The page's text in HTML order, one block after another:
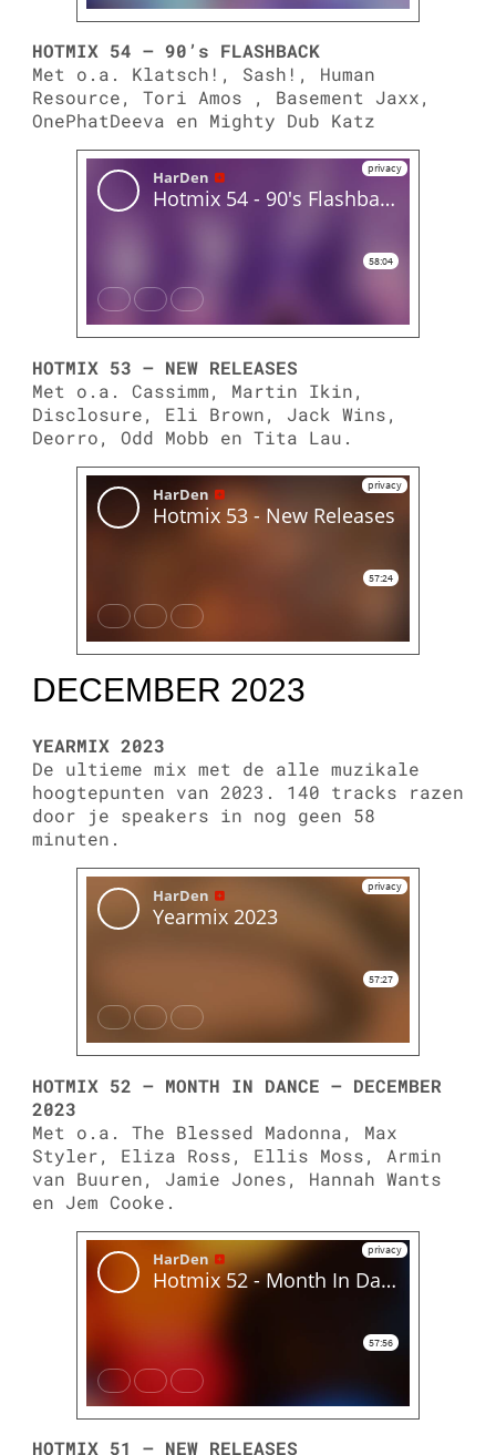
HOTMIX 54 – 90’s FLASHBACK
Met o.a. Klatsch!, Sash!, Human
Resource, Tori Amos , Basement Jaxx,
OnePhatDeeva en Mighty Dub Katz
HOTMIX 53 – NEW RELEASES
Met o.a. Cassimm, Martin Ikin,
Disclosure, Eli Brown, Jack Wins,
Deorro, Odd Mobb en Tita Lau.
DECEMBER 2023
YEARMIX 2023
De ultieme mix met de alle muzikale
hoogtepunten van 2023. 140 tracks razen
door je speakers in nog geen 58
minuten.
HOTMIX 52 – MONTH IN DANCE – DECEMBER
2023
Met o.a. The Blessed Madonna, Max
Styler, Eliza Ross, Ellis Moss, Armin
van Buuren, Jamie Jones, Hannah Wants
en Jem Cooke.
HOTMIX 51 – NEW RELEASES